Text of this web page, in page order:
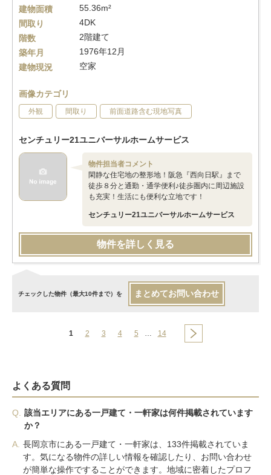
建物面積
55.36m²
間取り
4DK
階数
2階建て
築年月
1976年12月
建物現況
空家
画像カテゴリ
外観 間取り 前面道路含む現地写真
センチュリー21ユニバーサルホームサービス
物件担当者コメント
閑静な住宅地の整形地！阪急『西向日駅』まで
徒歩８分と通勤・通学便利♪徒歩圏内に周辺施設
も充実！生活にも便利な立地です！
センチュリー21ユニバーサルホームサービス
物件を詳しく見る
チェックした物件（最大10件まで）を まとめてお問い合わせ
1 2 3 4 5 … 14
よくある質問
Q.
該当エリアにある一戸建て・一軒家は何件掲載されています
か？
A. 長岡京市にある一戸建て・一軒家は、133件掲載されていま
す。気になる物件の詳しい情報を確認したり、お問い合わせ
が簡単な操作ですることができます。地域に密着したプロフ